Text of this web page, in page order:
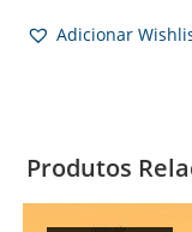
Adicionar
Produtos